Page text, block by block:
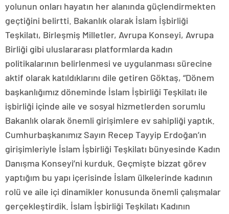
yolunun onları hayatın her alanında güçlendirmekten
geçtiğini belirtti. Bakanlık olarak İslam İşbirliği
Teşkilatı, Birleşmiş Milletler, Avrupa Konseyi, Avrupa
Birliği gibi uluslararası platformlarda kadın
politikalarının belirlenmesi ve uygulanması sürecine
aktif olarak katıldıklarını dile getiren Göktaş, “Dönem
başkanlığımız döneminde İslam İşbirliği Teşkilatı ile
işbirliği içinde aile ve sosyal hizmetlerden sorumlu
Bakanlık olarak önemli girişimlere ev sahipliği yaptık.
Cumhurbaşkanımız Sayın Recep Tayyip Erdoğan’ın
girişimleriyle İslam İşbirliği Teşkilatı bünyesinde Kadın
Danışma Konseyi’ni kurduk. Geçmişte bizzat görev
yaptığım bu yapı içerisinde İslam ülkelerinde kadının
rolü ve aile içi dinamikler konusunda önemli çalışmalar
gerçekleştirdik. İslam İşbirliği Teşkilatı Kadının